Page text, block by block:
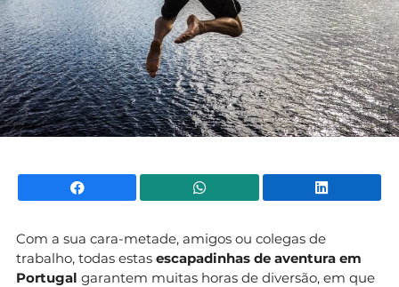
Facebook WhatsApp
Com a sua cara-metade, amigos ou colegas de
trabalho, todas estas escapadinhas de aventura em
Portugal garantem muitas horas de diversão, em que